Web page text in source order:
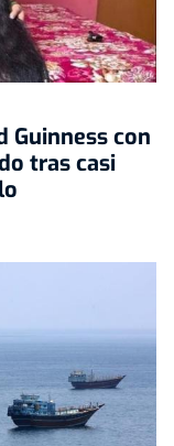
Guinness con
tras casi